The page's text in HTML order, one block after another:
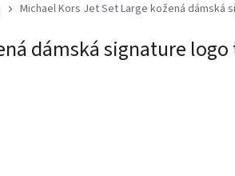
Michael Kors Jet Set Large kožená dámská
dámská signature